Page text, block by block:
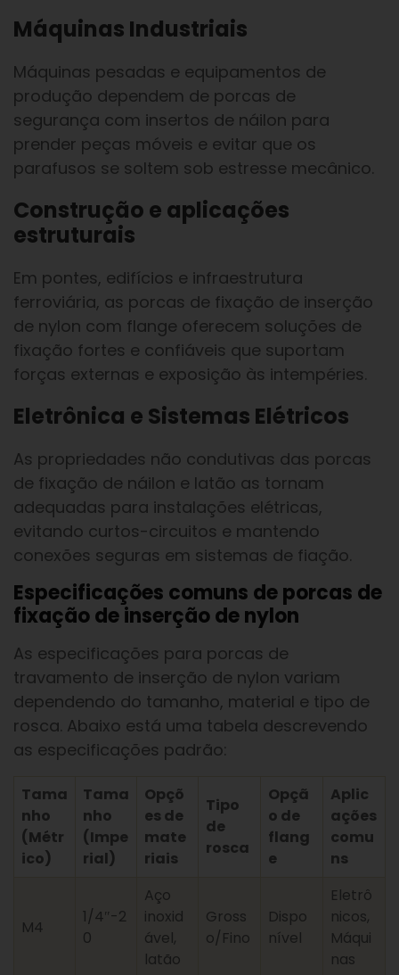
Máquinas Industriais
Máquinas pesadas e equipamentos de
produção dependem de porcas de
segurança com insertos de náilon para
prender peças móveis e evitar que os
parafusos se soltem sob estresse mecânico.
Construção e aplicações
estruturais
Em pontes, edifícios e infraestrutura
ferroviária, as porcas de fixação de inserção
de nylon com flange oferecem soluções de
fixação fortes e confiáveis que suportam
forças externas e exposição às intempéries.
Eletrônica e Sistemas Elétricos
As propriedades não condutivas das porcas
de fixação de náilon e latão as tornam
adequadas para instalações elétricas,
evitando curtos-circuitos e mantendo
conexões seguras em sistemas de fiação.
Especificações comuns de porcas de
fixação de inserção de nylon
As especificações para porcas de
travamento de inserção de nylon variam
dependendo do tamanho, material e tipo de
rosca. Abaixo está uma tabela descrevendo
as especificações padrão:
Tama
nho
(Métr
ico)
Tama
nho
(Impe
rial)
Opçõ
es de
mate
riais
Tipo
de
rosca
Opçã
o de
flang
e
Aplic
ações
comu
ns
M4
1/4″-2
0
Aço
inoxid
ável,
latão
Gross
o/Fino
Dispo
nível
Eletrô
nicos,
Máqui
nas